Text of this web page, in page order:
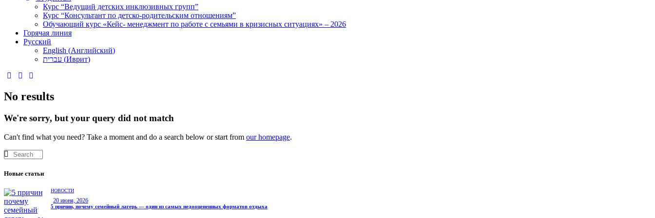
Курс “Ведущий детских инклюзивных групп”
Курс “Консультант по детско-родительским отношениям”
Обучающий курс «Кейс- менеджмент по работе с семьями в кризисных ситуациях» – 2026
Горячая линия
Русский
English (Английский)
עברית (Иврит)
No results
We're sorry, but your query did not match
Can't find what you need? Take a moment and do a search below or start from our homepage.
Новые статьи
НОВОСТИ
20 июня, 2026
5 причин, почему семейный лагерь — один из самых недооцененных форматов отдыха